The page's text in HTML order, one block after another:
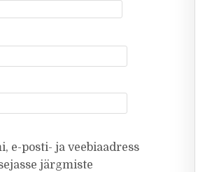
e-posti- ja veebiaadress
järgmiste